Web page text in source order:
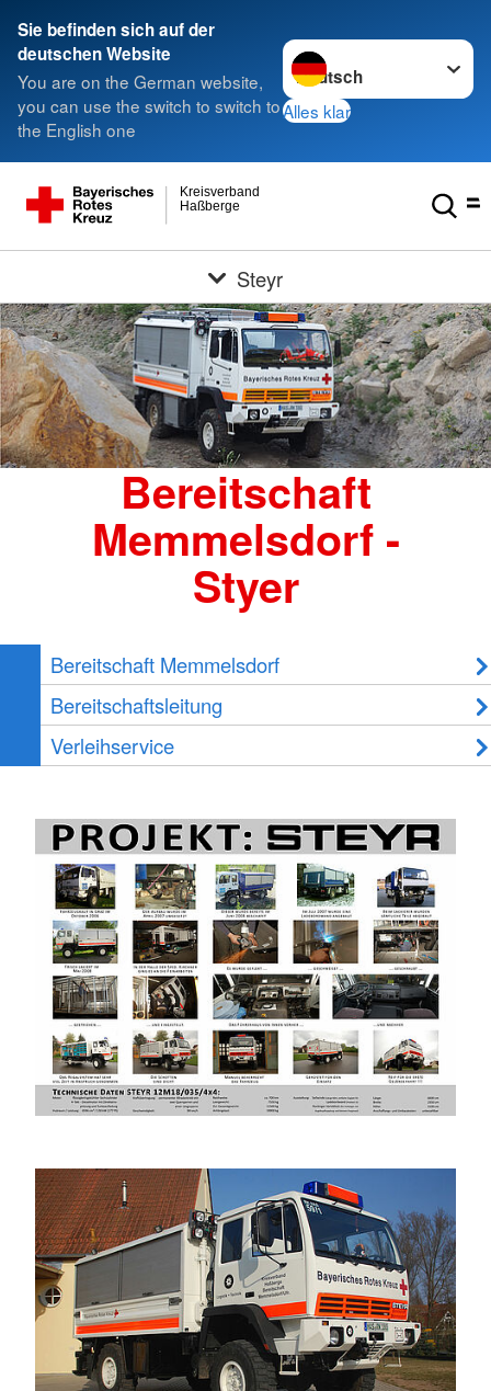
Sie befinden sich auf der
deutschen Website
You are on the German website,
you can use the switch to switch to
the English one
Sprache wechseln zu
Alles klar
Haßberge
Kreisverband
Steyr
Bereitschaft
Memmelsdorf -
Styer
Bereitschaft Memmelsdorf
Bereitschaftsleitung
Verleihservice